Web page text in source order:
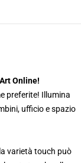
Online!
preferite! Illumina
ufficio e spazio
varietà touch può